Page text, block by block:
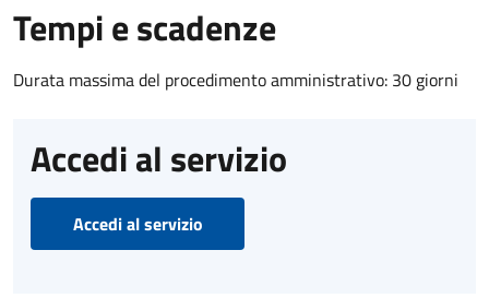
Tempi e scadenze
Durata massima del procedimento amministrativo: 30 giorni
Accedi al servizio
Accedi al servizio